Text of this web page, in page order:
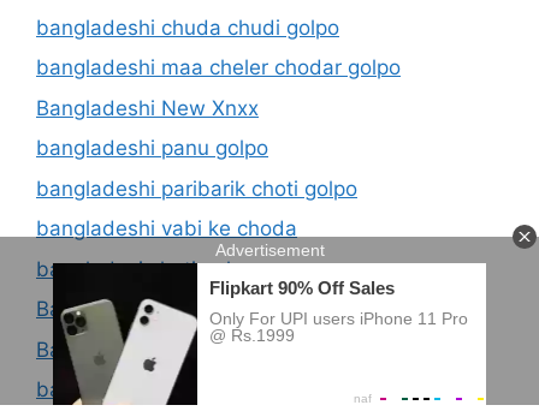
bangladeshi chuda chudi golpo
bangladeshi maa cheler chodar golpo
Bangladeshi New Xnxx
bangladeshi panu golpo
bangladeshi paribarik choti golpo
bangladeshi vabi ke choda
bangladesi choti golpo
Bangladesi Choti Kahini Com
Bangladesi kaki chodar kahini
banglay choti golpo